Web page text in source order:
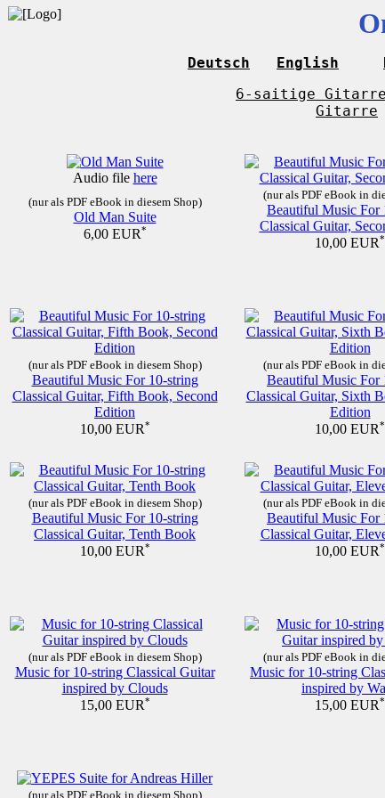
Deutsch English
6-saitige Gitarre
Gitarre
Audio file here
(nur als PDF eBook in diesem Shop)
Old Man Suite
6,00 EUR*
(nur als PDF eBook in
Beautiful Music For
Classical Guitar,
10,00 EUR*
(nur als PDF eBook in diesem Shop)
Beautiful Music For 10-string
Classical Guitar, Fifth Book, Second
Edition
10,00 EUR*
(nur als PDF eBook in
Beautiful Music For
Classical Guitar, Sixth
Edition
10,00 EUR*
(nur als PDF eBook in diesem Shop)
Beautiful Music For 10-string
Classical Guitar, Tenth Book
10,00 EUR*
(nur als PDF eBook in
Beautiful Music For
Classical Guitar,
10,00 EUR*
(nur als PDF eBook in diesem Shop)
Music for 10-string Classical Guitar
inspired by Clouds
15,00 EUR*
(nur als PDF eBook in
Music for 10-string
inspired by
15,00 EUR*
(nur als PDF eBook in diesem Shop)